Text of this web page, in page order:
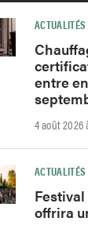
ACTUALITÉS
entre
4 août 2026
ACTUALITÉS
Festival
offrira